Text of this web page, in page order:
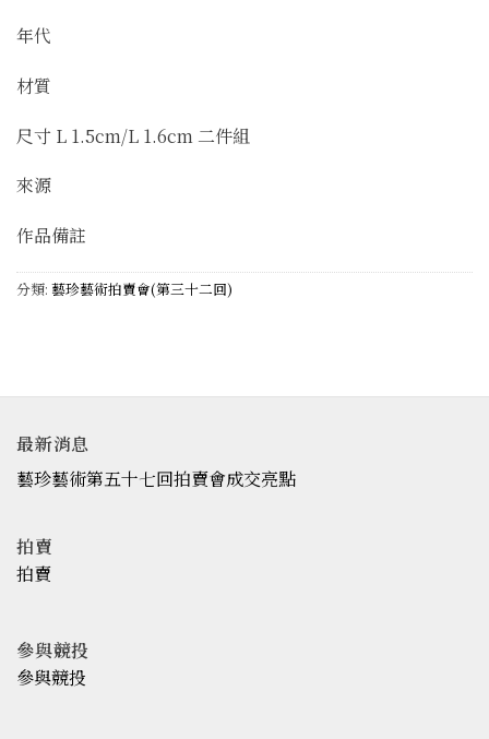
年代
材質
尺寸 L 1.5cm/L 1.6cm 二件組
來源
作品備註
分類: 藝珍藝術拍賣會(第三十二回)
最新消息
藝珍藝術第五十七回拍賣會成交亮點
拍賣
拍賣
參與競投
參與競投